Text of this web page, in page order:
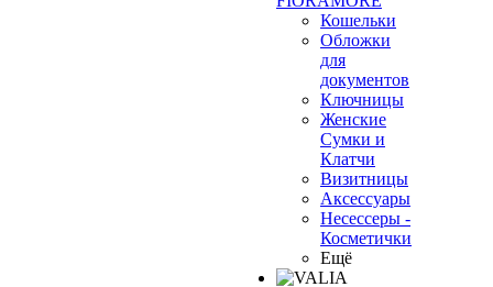
Кошельки
Обложки
для
документов
Ключницы
Женские
Сумки и
Клатчи
Визитницы
Аксессуары
Несессеры -
Косметички
Ещё